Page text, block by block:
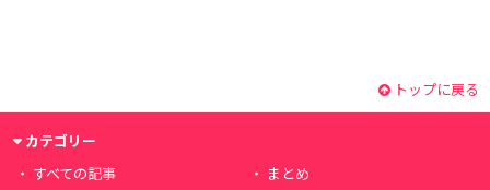
トップに戻る
カテゴリー
すべての記事
まとめ